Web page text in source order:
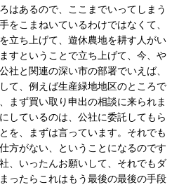
はあるので、ここまでいってしまう
をこまねいているわけではなくて、
立ち上げて、遊休農地を耕す人がい
すということで立ち上げて、今、や
社と関連の深い市の部署でいえば、
て、例えば生産緑地地区のところで
まず買い取り申出の相談に来られま
しているのは、公社に委託してもら
を、まずは言っています。それでも
方がない、ということになるのです
、いったんお願いして、それでもダ
ったらこれはもう最後の最後の手段